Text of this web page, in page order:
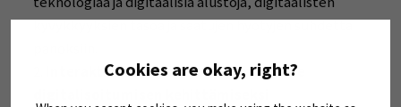
Cookies are okay, right?
kyvykkyyksien tasoa ja saatujen hyötyjen suhdetta
Interaktiiviset työpajat pk-yrityksille